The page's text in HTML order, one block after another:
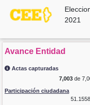
2021
Avance Entidad
Actas capturadas
7,003de
Participación ciudadana